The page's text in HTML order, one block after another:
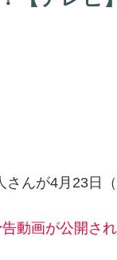
んが4月23日
動画が公開され